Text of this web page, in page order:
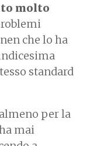
molto
che lo ha
standard
per la
mai